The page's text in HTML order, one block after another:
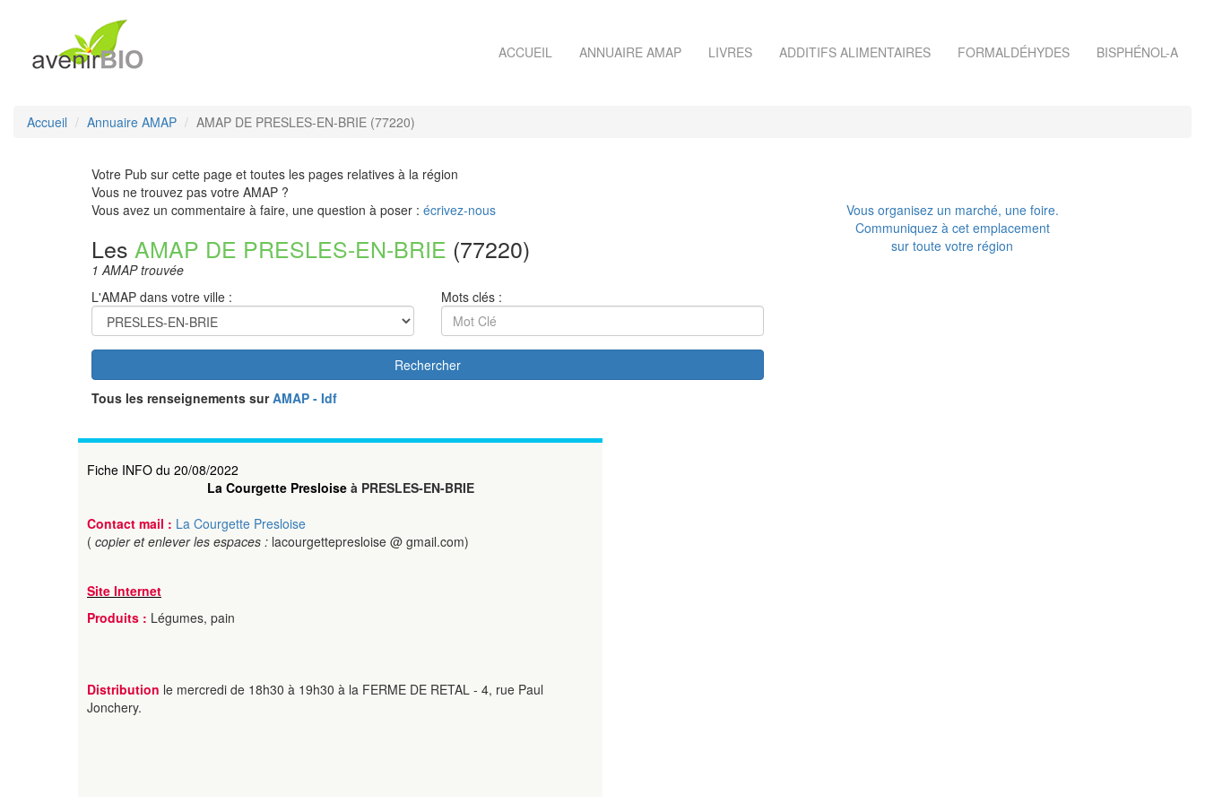
ACCUEIL ANNUAIRE AMAP LIVRES ADDITIFS ALIMENTAIRES FORMALDÉHYDES BISPHÉNOL-A
Accueil Annuaire AMAP AMAP DE PRESLES-EN-BRIE (77220)
Votre Pub sur cette page et toutes les pages relatives à la région
Vous ne trouvez pas votre AMAP ?
Vous avez un commentaire à faire, une question à poser : écrivez-nous
Les AMAP DE PRESLES-EN-BRIE (77220)
1 AMAP trouvée
L'AMAP dans votre ville :
Mots clés :
Rechercher
Tous les renseignements surAMAP - Idf
Vous organisez un marché, une foire.
Communiquez à cet emplacement
sur toute votre région
Fiche INFO du 20/08/2022
La Courgette Presloiseà PRESLES-EN-BRIE
Contact mail : La Courgette Presloise
( copier et enlever les espaces : lacourgettepresloise @ gmail.com)
Site Internet
Produits : Légumes, pain
Distribution le mercredi de 18h30 à 19h30 à la FERME DE RETAL - 4, rue Paul
Jonchery.